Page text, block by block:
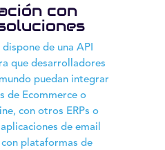
con
dispone de una API
que desarrolladores
puedan integrar
de Ecommerce o
con otros ERPs o
de email
plataformas de